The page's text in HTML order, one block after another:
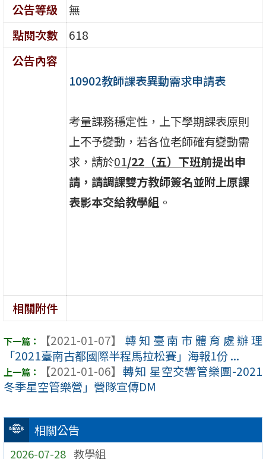
相關公告
2026-07-28 教學組
公告等級
無
點閱次數
618
公告內容
10902教師課表異動需求申請表
考量課務穩定性，上下學期課表原則
上不予變動，若各位老師確有變動需
求，請於01/22 （五）下班前提出申
請，請調課雙方教師簽名並附上原課
表影本交給教學組 。
相關附件
【2021-01-07】
轉知臺南市體育處辦理
「2021臺南古都國際半程馬拉松賽」海報1份 ...
【2021-01-06】 轉知 星空交響管樂團-2021
冬季星空管樂營」營隊宣傳DM